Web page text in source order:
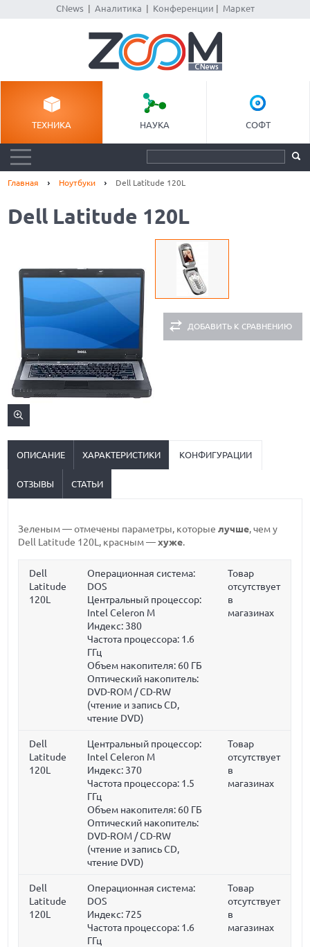
CNews| Аналитика Конференции Маркет
ТЕХНИКА НАУКА СОФТ
Главная Ноутбуки Dell Latitude 120L
Dell Latitude 120L
ДОБАВИТЬ К СРАВНЕНИЮ
ОПИСАНИЕ ХАРАКТЕРИСТИКИ КОНФИГУРАЦИИ
ОТЗЫВЫ СТАТЬИ
Зеленым— отмечены параметры, которыелучше, чем у
Dell Latitude 120L, красным—хуже.
Dell
Latitude
120L
Операционная система:
DOS
Центральный процессор:
Intel Celeron M
Индекс: 380
Частота процессора: 1.6
ГГц
Объем накопителя: 60 ГБ
Оптический накопитель:
DVD-ROM / CD-RW
(чтение и запись CD,
чтение DVD)
Товар
отсутствует
в
магазинах
Dell
Latitude
120L
Центральный процессор:
Intel Celeron M
Индекс: 370
Частота процессора: 1.5
ГГц
Объем накопителя: 60 ГБ
Оптический накопитель:
DVD-ROM / CD-RW
(чтение и запись CD,
чтение DVD)
Товар
отсутствует
в
магазинах
Dell
Latitude
120L
Операционная система:
DOS
Индекс: 725
Частота процессора: 1.6
ГГц
Товар
отсутствует
в
магазинах